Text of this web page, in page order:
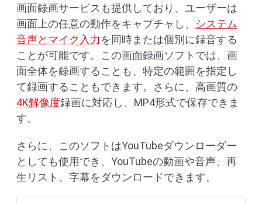
画面録画サービスも提供しており、ユーザーは
画面上の任意の動作をキャプチャし、 システム
音声とマイク入力を同時または個別に録音する
ことが可能です。この画面録画ソフトでは、画
面全体を録画することも、特定の範囲を指定し
て録画することもできます。さらに、高画質の
4K解像度録画に対応し、MP4形式で保存できま
す。
さらに、このソフトはYouTubeダウンローダー
としても使用でき、YouTubeの動画や音声、再
生リスト、字幕をダウンロードできます。